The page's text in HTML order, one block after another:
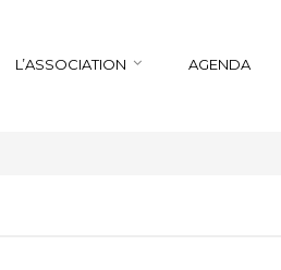
L’ASSOCIATION AGENDA